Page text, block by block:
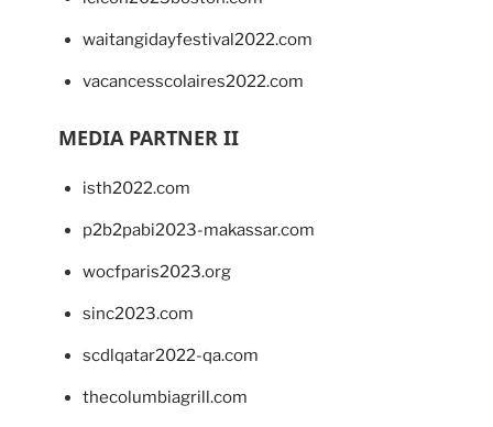
waitangidayfestival2022.com
vacancesscolaires2022.com
MEDIA PARTNER II
isth2022.com
p2b2pabi2023-makassar.com
wocfparis2023.org
sinc2023.com
scdlqatar2022-qa.com
thecolumbiagrill.com